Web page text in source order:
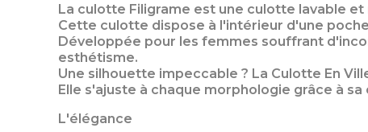
La culotte Filigrame est une culotte lavable
Cette culotte dispose à l'intérieur d'une
Développée pour les femmes souffrant
esthétisme.
Une silhouette impeccable ? La Culotte En
Elle s'ajuste à chaque morphologie grâce à
L'élégance